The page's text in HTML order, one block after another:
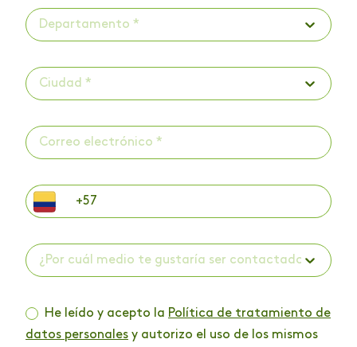
Departamento *
Ciudad *
¿Por cuál medio te gustaría ser contactado? *
He leído y acepto la Política de tratamiento de
datos personales y autorizo el uso de los mismos